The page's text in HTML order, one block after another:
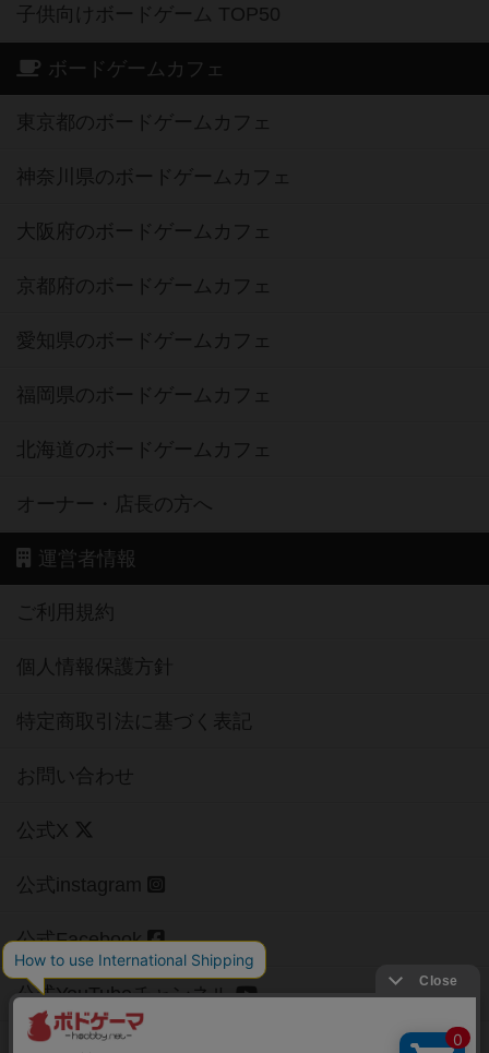
子供向けボードゲーム TOP50
ボードゲームカフェ
東京都のボードゲームカフェ
神奈川県のボードゲームカフェ
大阪府のボードゲームカフェ
京都府のボードゲームカフェ
愛知県のボードゲームカフェ
福岡県のボードゲームカフェ
北海道のボードゲームカフェ
オーナー・店長の方へ
運営者情報
ご利用規約
個人情報保護方針
特定商取引法に基づく表記
お問い合わせ
公式X
公式instagram
公式Facebook
公式YouTubeチャンネル